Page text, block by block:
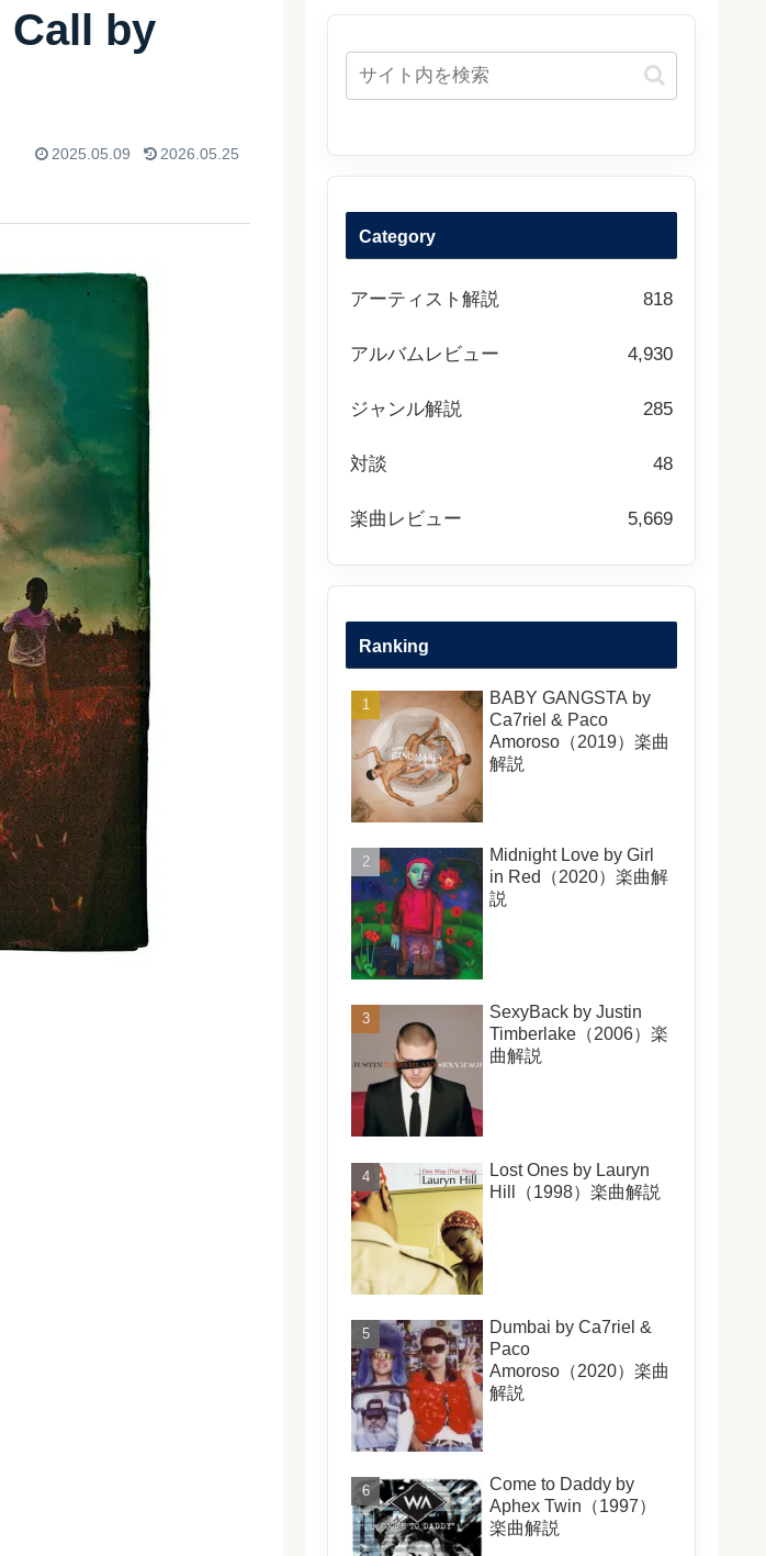
Call by
2025.05.09 2026.05.25
Category
アーティスト解説 818
アルバムレビュー 4,930
ジャンル解説 285
対談 48
楽曲レビュー 5,669
Ranking
BABY GANGSTA by
Ca7riel & Paco
Amoroso（2019）楽曲
解説
Midnight Love by Girl
in Red（2020）楽曲解
説
SexyBack by Justin
Timberlake（2006）楽
曲解説
Lost Ones by Lauryn
Hill（1998）楽曲解説
Dumbai by Ca7riel &
Paco
Amoroso（2020）楽曲
解説
Come to Daddy by
Aphex Twin（1997）
楽曲解説